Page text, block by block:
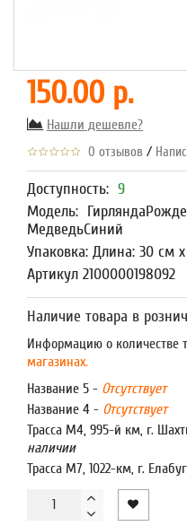
150.00 р.
Нашли дешевле?
0 отзывов /
Доступность: 9
Модель:
МедведьСиний
Упаковка: Длина: 30 см
Артикул 2100000198092
Наличие товара в
Информацию о количестве
магазинах.
Название 5 - Отсутствует
Название 4 - Отсутствует
Трасса М4, 995-й км, г.
наличии
Трасса М7, 1022-км, г.